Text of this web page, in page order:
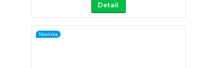
Detail
Novinka